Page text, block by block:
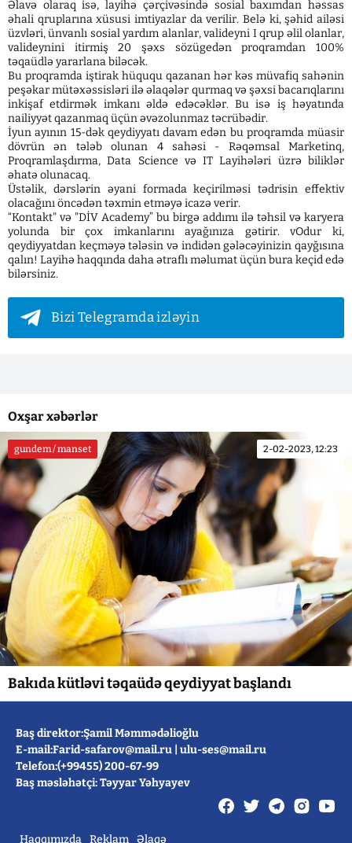
Əlavə olaraq isə, layihə çərçivəsində sosial baxımdan həssas
əhali qruplarına xüsusi imtiyazlar da verilir. Belə ki, şəhid ailəsi
üzvləri, ünvanlı sosial yardım alanlar, valideyni I qrup əlil olanlar,
valideynini itirmiş 20 şəxs sözügedən proqramdan 100%
təqaüdlə yararlana biləcək.
Bu proqramda iştirak hüququ qazanan hər kəs müvafiq sahənin
peşəkar mütəxəssisləri ilə əlaqələr qurmaq və şəxsi bacarıqlarını
inkişaf etdirmək imkanı əldə edəcəklər. Bu isə iş həyatında
nailiyyət qazanmaq üçün əvəzolunmaz təcrübədir.
İyun ayının 15-dək qeydiyyatı davam edən bu proqramda müasir
dövrün ən tələb olunan 4 sahəsi - Rəqəmsal Marketinq,
Proqramlaşdırma, Data Science və IT Layihələri üzrə biliklər
əhatə olunacaq.
Üstəlik, dərslərin əyani formada keçirilməsi tədrisin effektiv
olacağını öncədən təxmin etməyə icazə verir.
“Kontakt" və "DİV Academy” bu birgə addımı ilə təhsil və karyera
yolunda bir çox imkanlarını ayağınıza gətirir. vOdur ki,
qeydiyyatdan keçməyə tələsin və indidən gələcəyinizin qayğısına
qalın! Layihə haqqında daha ətraflı məlumat üçün bura keçid edə
bilərsiniz.
Bizi Telegramda izləyin
Oxşar xəbərlər
gundem / manset 2-02-2023, 12:23
Bakıda kütləvi təqaüdə qeydiyyat başlandı
Baş direktor:Şamil Məmmədəlioğlu
E-mail:Farid-safarov@mail.ru ulu-ses@mail.ru
Telefon:(+99455) 200-67-99
Baş məsləhətçi: Təyyar Yəhyayev
Haqqımızda Reklam Əlaqə